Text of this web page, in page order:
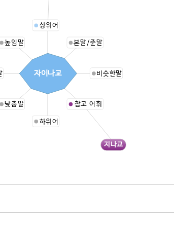
상위어
본말/준말
비슷한말
지나교
참고 어휘
하위어
낮춤말
높임말
자이나교